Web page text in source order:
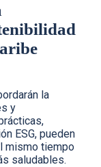
la
y
ESG, pueden
mismo tiempo
saludables.